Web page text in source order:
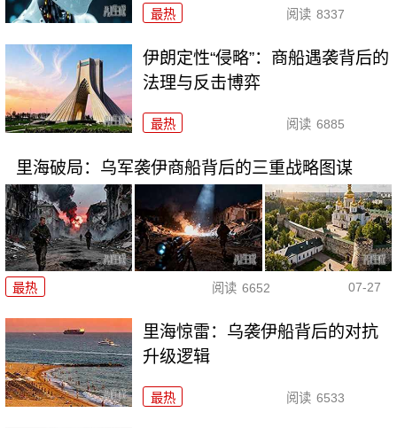
最热 阅读 8337
伊朗定性“侵略”：商船遇袭背后的
法理与反击博弈
最热 阅读 6885
里海破局：乌军袭伊商船背后的三重战略图谋
最热 阅读 6652 07-27
里海惊雷：乌袭伊船背后的对抗
升级逻辑
最热 阅读 6533